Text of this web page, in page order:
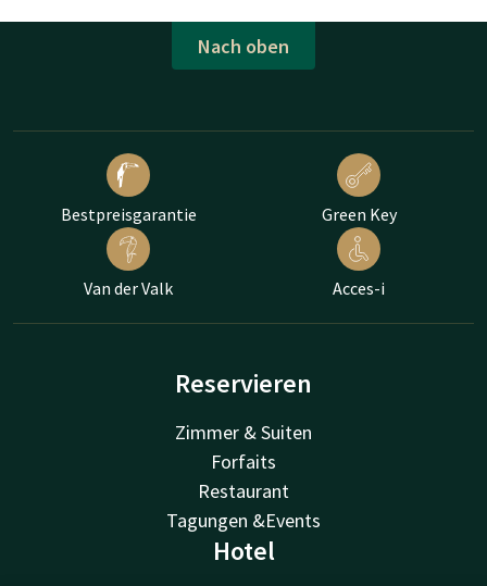
Nach oben
Bestpreisgarantie Green Key
Van der Valk Acces-i
Reservieren
Zimmer & Suiten
Forfaits
Restaurant
Tagungen &Events
Hotel